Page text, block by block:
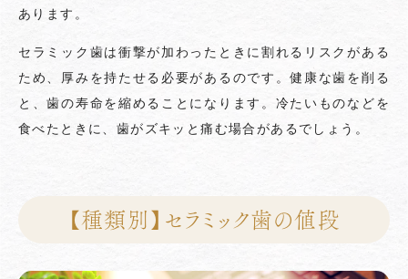
あります。
セラミック歯は衝撃が加わったときに割れるリスクがある
ため、厚みを持たせる必要があるのです。健康な歯を削る
と、歯の寿命を縮めることになります。冷たいものなどを
食べたときに、歯がズキッと痛む場合があるでしょう。
【種類別】セラミック歯の値段